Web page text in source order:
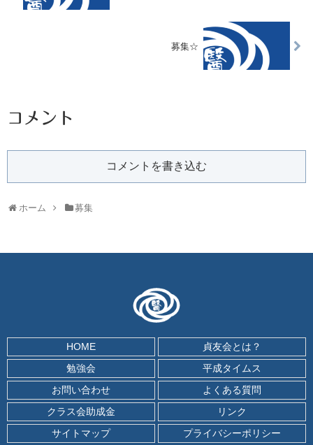
募集☆
コメント
コメントを書き込む
ホーム 募集
HOME
貞友会とは？
勉強会
平成タイムス
お問い合わせ
よくある質問
クラス会助成金
リンク
サイトマップ
プライバシーポリシー